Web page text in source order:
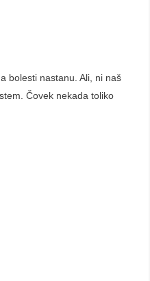
bolesti nastanu. Ali, ni naš
Čovek nekada toliko